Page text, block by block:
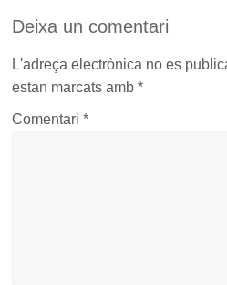
Deixa un comentari
L'adreça electrònica no es
estan marcats amb*
Comentari*